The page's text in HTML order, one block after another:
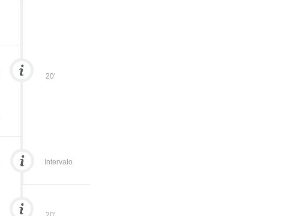
20'
Intervalo